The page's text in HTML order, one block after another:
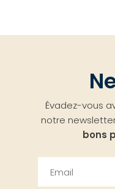
Évadez-vous
notre
bons